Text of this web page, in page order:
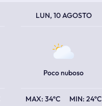
LUN, 10 AGOSTO
Poco nuboso
34ºC 24ºC